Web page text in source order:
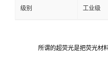
级别 工业级
所谓的超荧光是把荧光材